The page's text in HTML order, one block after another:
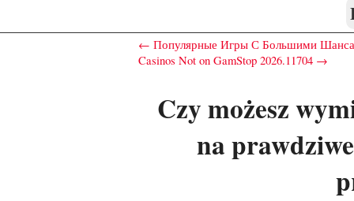
← Популярные Игры С Большими
Casinos Not on GamStop 2026.11704 →
Czy możesz
na